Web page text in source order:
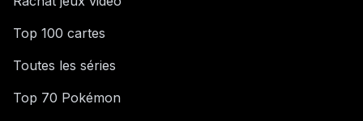
Top 100 cartes
Toutes les séries
Top 70 Pokémon